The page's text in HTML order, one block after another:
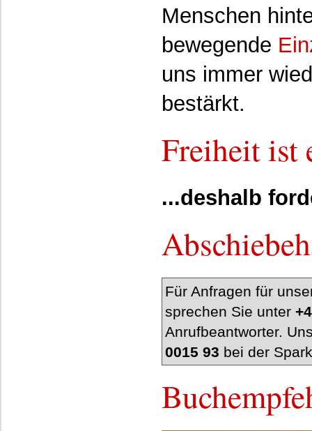
Menschen
bewegende
uns immer
bestärkt.
Freiheit ist
...deshalb
Für Anfragen für
sprechen Sie unter
Anrufbeantworter.
0015 93 bei der